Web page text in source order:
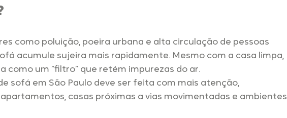
como poluição, poeira urbana e alta circulação de pessoas
acumule sujeira mais rapidamente. Mesmo com a casa limpa,
como um “filtro” que retém impurezas do ar.
sofá em São Paulo deve ser feita com mais atenção,
casas próximas a vias movimentadas e ambientes